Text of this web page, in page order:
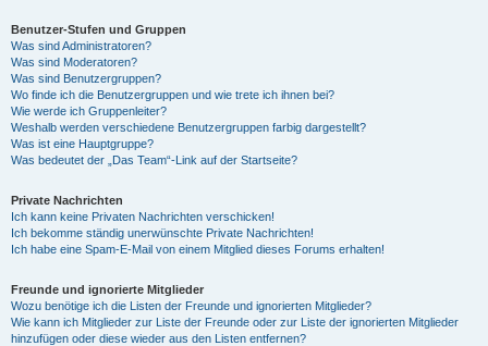
Benutzer-Stufen und Gruppen
Was sind Administratoren?
Was sind Moderatoren?
Was sind Benutzergruppen?
Wo finde ich die Benutzergruppen und wie trete ich ihnen bei?
Wie werde ich Gruppenleiter?
Weshalb werden verschiedene Benutzergruppen farbig dargestellt?
Was ist eine Hauptgruppe?
Was bedeutet der „Das Team“-Link auf der Startseite?
Private Nachrichten
Ich kann keine Privaten Nachrichten verschicken!
Ich bekomme ständig unerwünschte Private Nachrichten!
Ich habe eine Spam-E-Mail von einem Mitglied dieses Forums erhalten!
Freunde und ignorierte Mitglieder
Wozu benötige ich die Listen der Freunde und ignorierten Mitglieder?
Wie kann ich Mitglieder zur Liste der Freunde oder zur Liste der ignorierten Mitglieder
hinzufügen oder diese wieder aus den Listen entfernen?